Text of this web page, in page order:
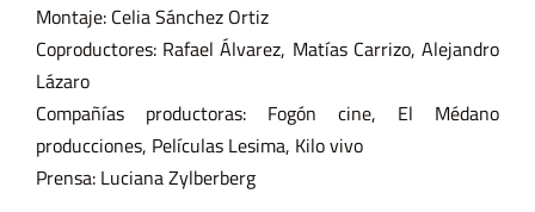
Montaje: Celia Sánchez Ortiz
Coproductores: Rafael Álvarez, Matías Carrizo, Alejandro
Lázaro
Compañías productoras: Fogón cine, El Médano
producciones, Películas Lesima, Kilo vivo
Prensa: Luciana Zylberberg